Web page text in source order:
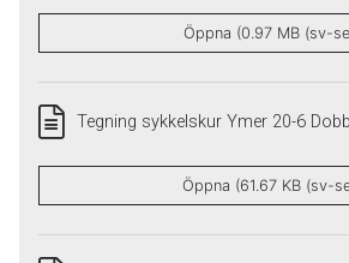
Öppna (0.97 MB (sv-
Tegning sykkelskur Ymer 20-6
Öppna (61.67 KB (sv-